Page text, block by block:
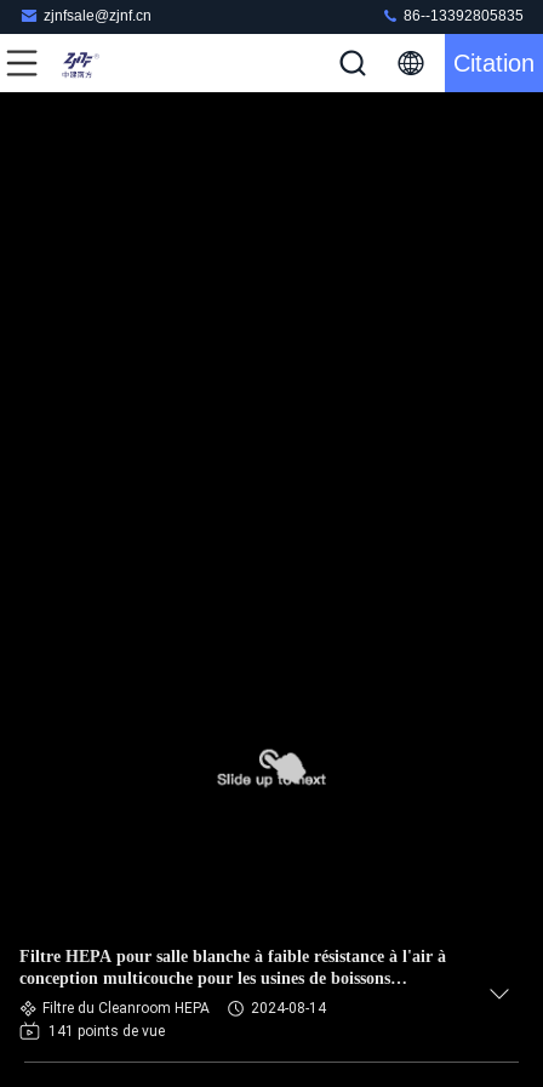
zjnfsale@zjnf.cn 86--13392805835
Citation
Filtre HEPA pour salle blanche à faible résistance à l'air à
conception multicouche pour les usines de boissons
alimentaires
Filtre du Cleanroom HEPA
2024-08-14
141 points de vue